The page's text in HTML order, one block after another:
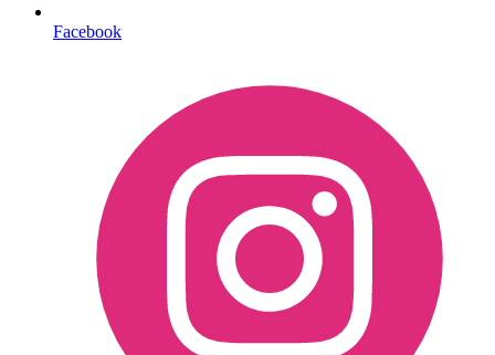
Facebook